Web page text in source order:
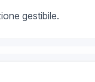
gestibile.